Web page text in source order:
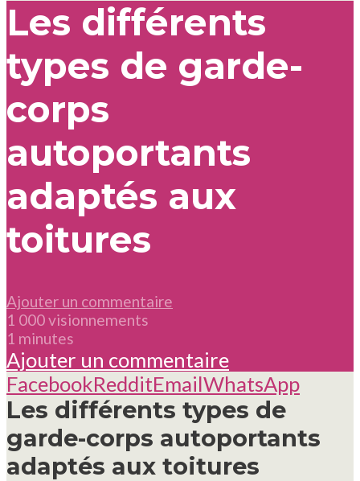
Les différents
types de garde-
corps
autoportants
adaptés aux
toitures
Ajouter un commentaire
1 000 visionnements
1 minutes
Ajouter un commentaire
FacebookRedditEmailWhatsApp
Les différents types de
garde-corps autoportants
adaptés aux toitures